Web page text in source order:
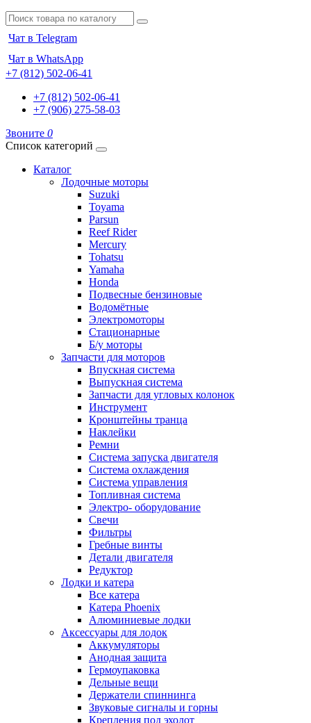
Чат в Telegram
Чат в WhatsApp
+7 (812) 502-06-41
+7 (812) 502-06-41
+7 (906) 275-58-03
Звоните 0
Список категорий
Каталог
Лодочные моторы
Suzuki
Toyama
Parsun
Reef Rider
Mercury
Tohatsu
Yamaha
Honda
Подвесные бензиновые
Водомётные
Электромоторы
Стационарные
Б/у моторы
Запчасти для моторов
Впускная система
Выпускная система
Запчасти для угловых колонок
Инструмент
Кронштейны транца
Наклейки
Ремни
Система запуска двигателя
Система охлаждения
Система управления
Топливная система
Электро- оборудование
Свечи
Фильтры
Гребные винты
Детали двигателя
Редуктор
Лодки и катера
Все катера
Катера Phoenix
Алюминиевые лодки
Аксессуары для лодок
Аккумуляторы
Анодная защита
Гермоупаковка
Дельные вещи
Держатели спиннинга
Звуковые сигналы и горны
Крепления под эхолот